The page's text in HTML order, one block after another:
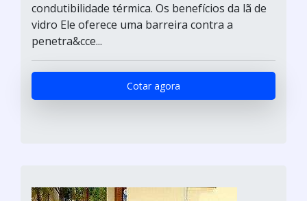
condutibilidade térmica. Os benefícios da lã de
vidro Ele oferece uma barreira contra a
penetra&cce...
Cotar agora